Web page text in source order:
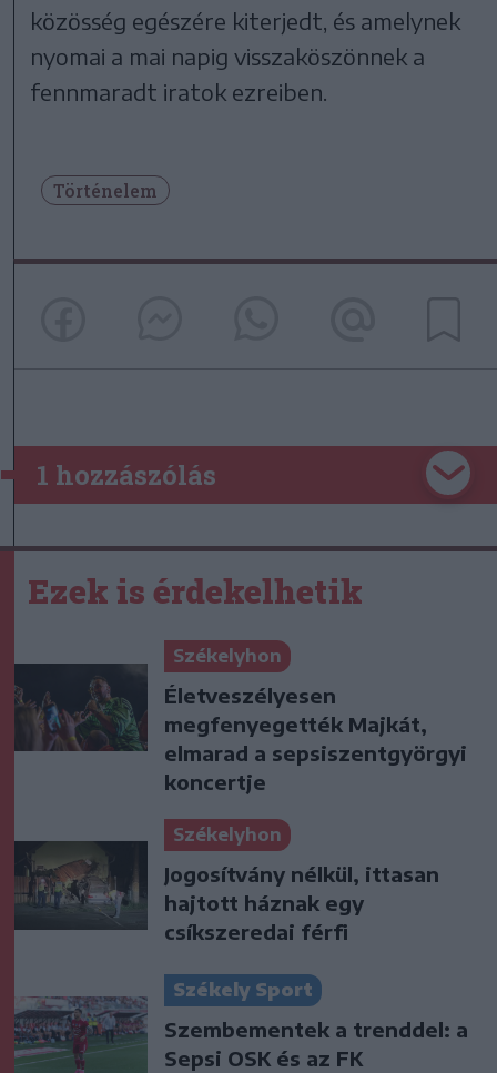
közösség egészére kiterjedt, és amelynek
nyomai a mai napig visszaköszönnek a
fennmaradt iratok ezreiben.
Történelem
1 hozzászólás
Ezek is érdekelhetik
Székelyhon
Életveszélyesen
megfenyegették Majkát,
elmarad a sepsiszentgyörgyi
koncertje
Székelyhon
Jogosítvány nélkül, ittasan
hajtott háznak egy
csíkszeredai férfi
Székely Sport
Szembementek a trenddel: a
Sepsi OSK és az FK